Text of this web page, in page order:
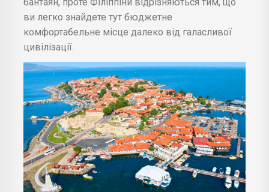
ви легко знайдете тут бюджетне
комфортабельне місце далеко від галасливої
цивілізації.